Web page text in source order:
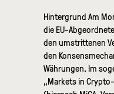
Hintergrund Am
die EU-
den umstrittenen
den
Währungen. Im
„Markets in